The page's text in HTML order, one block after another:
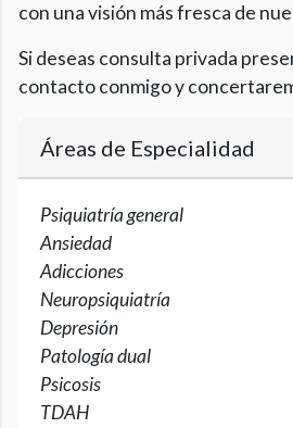
con una visión más fresca de
Si deseas consulta privada
contacto conmigo y
Áreas de Especialidad
Psiquiatría general
Ansiedad
Adicciones
Neuropsiquiatría
Depresión
Patología dual
Psicosis
TDAH